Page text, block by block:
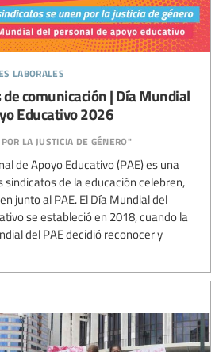
laborales
comunicación | Día Mundial
Educativo 2026
la justicia de género"
de Apoyo Educativo (PAE) es una
de la educación celebren,
junto al PAE. El Día Mundial del
se estableció en 2018, cuando la
del PAE decidió reconocer y